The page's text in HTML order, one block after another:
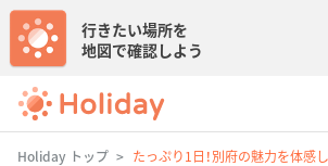
行きたい場所を
地図で確認しよう
Holiday トップ たっぷり1日！別府の魅力を体感し